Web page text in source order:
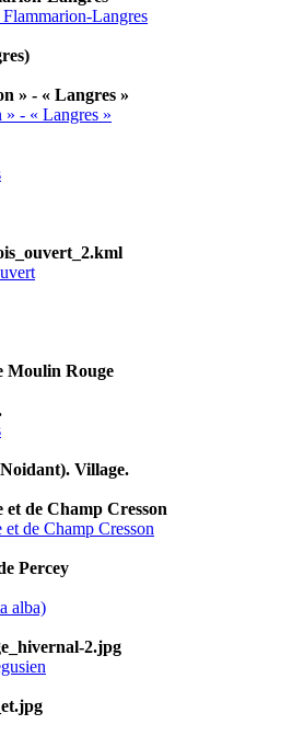
Langres
» - « Langres »
» - « Langres »
Moulin Rouge
Village.
et de Champ Cresson
de Champ Cresson
Percey
alba)
2.jpg